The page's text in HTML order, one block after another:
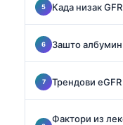
Када низак
Зашто
Трендови
Фактори из